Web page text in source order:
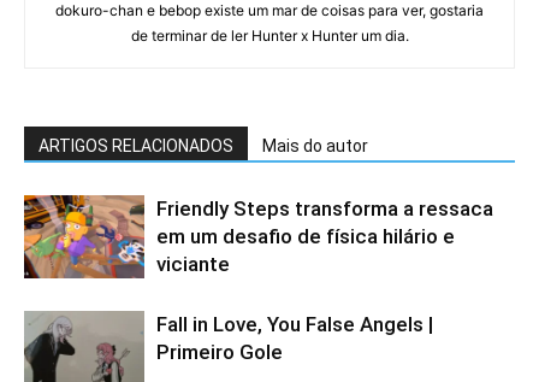
dokuro-chan e bebop existe um mar de coisas para ver, gostaria
de terminar de ler Hunter x Hunter um dia.
ARTIGOS RELACIONADOS Mais do autor
Friendly Steps transforma a ressaca
em um desafio de física hilário e
viciante
Fall in Love, You False Angels |
Primeiro Gole